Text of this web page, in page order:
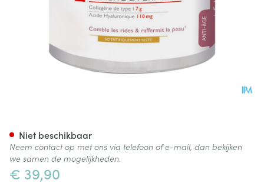
€ 39,90
Niet beschikbaar
Neem contact op met ons via telefoon of e-mail, dan bekijken
we samen de mogelijkheden.